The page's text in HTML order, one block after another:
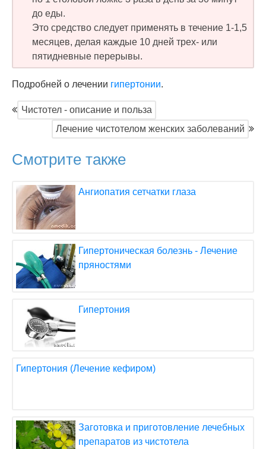
до еды.
Это средство следует применять в течение 1-1,5
месяцев, делая каждые 10 дней трех- или
пятидневные перерывы.
Подробней о лечении гипертонии.
Чистотел - описание и польза
Лечение чистотелом женских заболеваний
Смотрите также
Ангиопатия сетчатки глаза
Гипертоническая болезнь - Лечение
пряностями
Гипертония
Гипертония (Лечение кефиром)
Заготовка и приготовление лечебных
препаратов из чистотела